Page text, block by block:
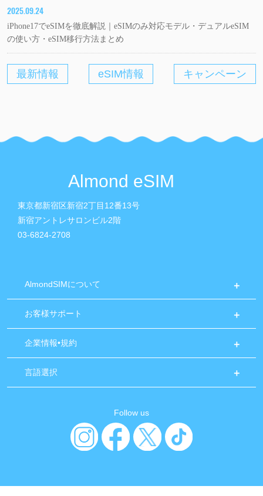
2025.09.24
iPhone17でeSIMを徹底解説｜eSIMのみ対応モデル・デュアルeSIM
の使い方・eSIM移行方法まとめ
最新情報 eSIM情報 キャンペーン
Almond eSIM
東京都新宿区新宿2丁目12番13号
新宿アントレサロンビル2階
03-6824-2708
AlmondSIMについて
お客様サポート
企業情報•規約
言語選択
Follow us